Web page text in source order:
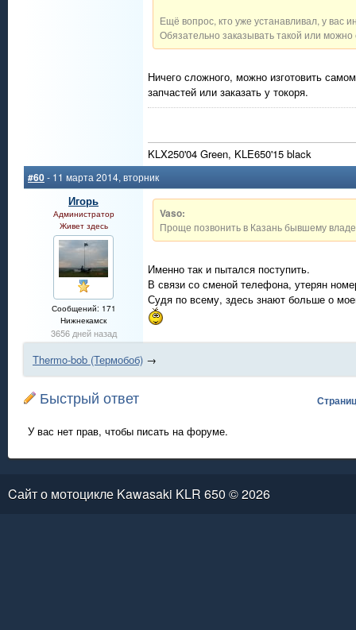
Ещё вопрос, кто уже устанавливал, у вас
Обязательно заказывать такой или можно
Ничего сложного, можно изготовить
запчастей или заказать у токоря.
KLX250'04 Green, KLE650'15 black
#60- 11 марта 2014, вторник
Игорь
Администратор
Живет здесь
Сообщений: 171
Нижнекамск
3656 дней назад
Vaso:
Проще позвонить в Казань бывшему
Именно так и пытался поступить.
В связи со сменой телефона, утерян
Судя по всему, здесь знают больше о
Thermo-bob (Термобоб) →
Быстрый ответ
У вас нет прав, чтобы писать на форуме.
Cайт о мотоцикле Kawasaki KLR 650 © 2026